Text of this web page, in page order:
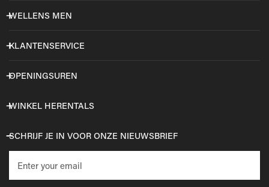
WELLENS MEN
KLANTENSERVICE
OPENINGSUREN
WINKEL HERENTALS
SCHRIJF JE IN VOOR ONZE NIEUWSBRIEF
mail